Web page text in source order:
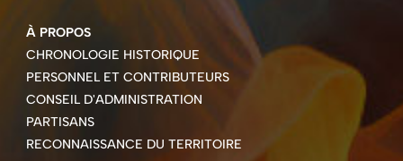
À PROPOS
CHRONOLOGIE HISTORIQUE
PERSONNEL ET CONTRIBUTEURS
CONSEIL D'ADMINISTRATION
PARTISANS
RECONNAISSANCE DU TERRITOIRE